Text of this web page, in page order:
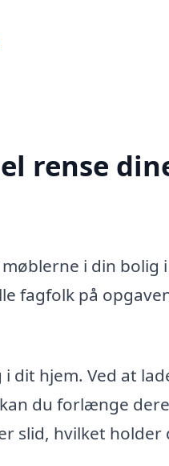
rense
i din bolig i
fagfolk på
dit hjem. Ved at
du forlænge
slid, hvilket holder